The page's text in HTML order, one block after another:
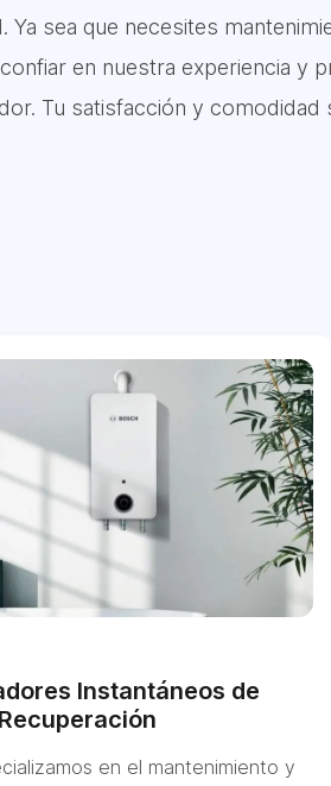
sea que necesites
en nuestra experiencia y
Tu satisfacción y comodidad
Instantáneos de
en el mantenimiento y